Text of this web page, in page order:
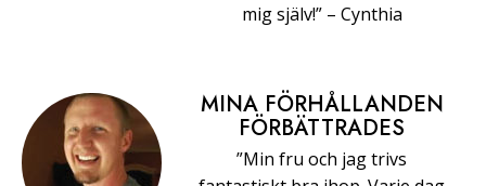
mig själv!” –⁠ ⁠Cynthia
MINA FÖRHÅLLANDEN
FÖRBÄTTRADES
”Min fru och jag trivs